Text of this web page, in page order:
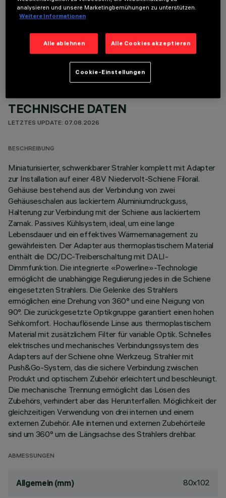
OPTIONALE KOMPONENTEN
TECHNISCHE DATEN
LETZTES UPDATE: 07.08.2026
BESCHREIBUNG
Miniaturisierter, schwenkbarer Strahler komplett mit Adapter
zur Installation auf einer 48V Niedervolt-Schiene Filorail.
Gehäuse bestehend aus der Verbindung von zwei
Gehäuseschalen aus lackiertem Aluminiumdruckguss,
Halterung zur Verbindung mit der Schiene aus lackiertem
Zamak. Passives Kühlsystem, ideal, um eine lange
Lebensdauer und ein effektives Wärmemanagement zu
gewährleisten. Der Adapter aus thermoplastischem Material
enthält die DC/DC-Treiberschaltung mit DALI-
Dimmfunktion. Die integrierte «Powerline»-Technologie
ermöglicht die unabhängige Regulierung jedes in die Schiene
eingesetzten Strahlers. Die Gelenke des Strahlers
ermöglichen eine Drehung von 360° und eine Neigung von
90°. Die zurückgesetzte Optikgruppe garantiert einen hohen
Sehkomfort. Hochauflösende Linse aus thermoplastischem
Material mit zusätzlichem Filter für variable Optik. Schnelles
elektrisches und mechanisches Verbindungssystem des
Adapters auf der Schiene ohne Werkzeug. Strahler mit
Push&Go-System, das die sichere Verbindung zwischen
Produkt und optischem Zubehör erleichtert und beschleunigt.
Die mechanische Trennung ermöglicht das Lösen des
Zubehörs, verhindert aber das Herunterfallen. Möglichkeit der
gleichzeitigen Verwendung von drei internen und einem
externen Zubehör. Alle internen und externen Zubehörteile
sind um 360° um die Längsachse des Strahlers drehbar.
ABMESSUNGEN
Allgemein (mm) 80x102
analysieren und unsere Marketingbemühungen zu unterstützen.
Weitere Informationen
Alle ablehnen Alle Cookies akzeptieren
Cookie-Einstellungen